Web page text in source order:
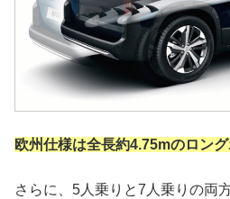
欧州仕様は全長約4.75mのロング
さらに、5人乗りと7人乗りの両